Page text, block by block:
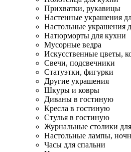
Прихватки, рукавицы
Настенные украшения
Настольные украшения
Натюрморты для кухни
Мусорные ведра
Искусственные цветы,
Свечи, подсвечники
Статуэтки, фигурки
Другие украшения
Шкуры и ковры
Диваны в гостиную
Кресла в гостиную
Стулья в гостиную
Журнальные столики
Настольные лампы,
Часы для спальни